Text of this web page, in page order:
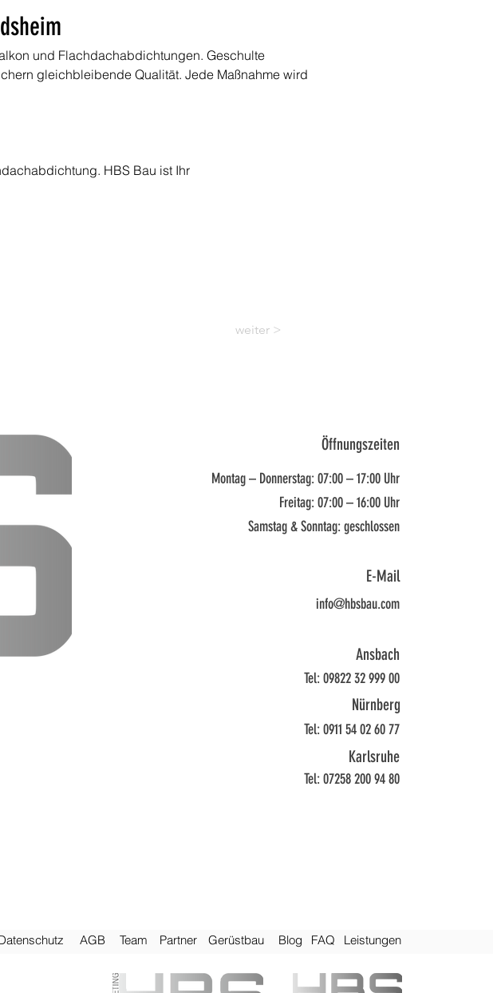
und Flachdachabdichtungen. Geschulte
gleichbleibende Qualität. Jede Maßnahme wird
HBS Bau ist Ihr
weiter >
Öffnungszeiten
Montag – Donnerstag: 07:00 – 17:00 Uhr
Freitag: 07:00 – 16:00 Uhr
Samstag & Sonntag: geschlossen
E-Mail
info@hbsbau.com
Ansbach
Tel: 09822 32 999 00
Nürnberg
Tel: 0911 54 02 60 77
Karlsruhe
Tel: 07258 200 94 80
schutz AGB Team Partner Gerüstbau Blog FAQ Leistungen